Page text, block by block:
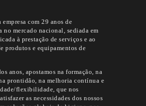
empresa com 29 anos de
no mercado nacional, sediada em
à prestação de serviços e ao
produtos e equipamentos de
anos, apostamos na formação, na
prontidão, na melhoria contínua e
flexibilidade, que nos
as necessidades dos nossos